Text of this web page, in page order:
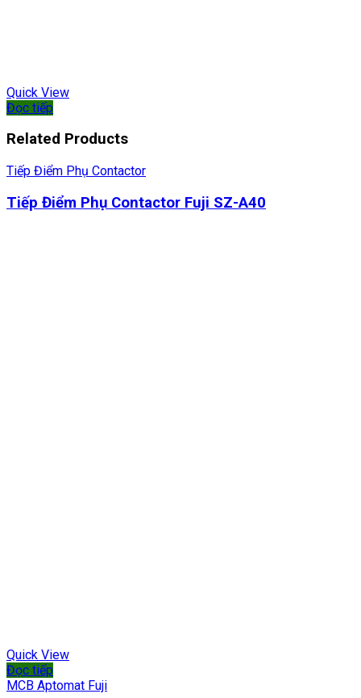
Quick View
Đọc tiếp
Related Products
Tiếp Điểm Phụ Contactor
Tiếp Điểm Phụ Contactor Fuji SZ-A40
Quick View
Đọc tiếp
MCB Aptomat Fuji